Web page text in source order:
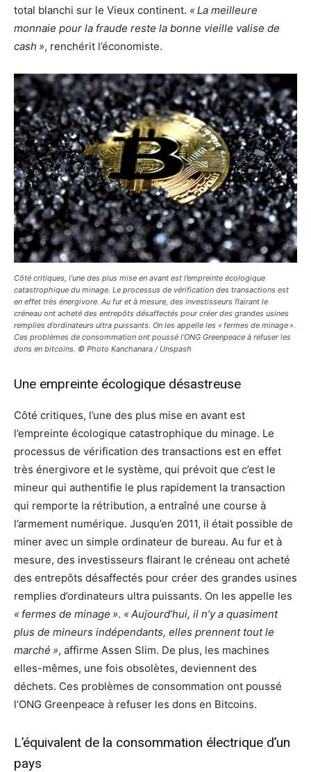
total blanchi sur le Vieux continent. « La meilleure
monnaie pour la fraude reste la bonne vieille valise de
cash », renchérit l’économiste.
Côté critiques, l’une des plus mise en avant est l’empreinte écologique
catastrophique du minage. Le processus de vérification des transactions est
en effet très énergivore. Au fur et à mesure, des investisseurs flairant le
créneau ont acheté des entrepôts désaffectés pour créer des grandes usines
remplies d’ordinateurs ultra puissants. On les appelle les « fermes de minage ».
Ces problèmes de consommation ont poussé l’ONG Greenpeace à refuser les
dons en bitcoins. © Photo Kanchanara / Unspash
Une empreinte écologique désastreuse
Côté critiques, l’une des plus mise en avant est
l’empreinte écologique catastrophique du minage. Le
processus de vérification des transactions est en effet
très énergivore et le système, qui prévoit que c’est le
mineur qui authentifie le plus rapidement la transaction
qui remporte la rétribution, a entraîné une course à
l’armement numérique. Jusqu’en 2011, il était possible de
miner avec un simple ordinateur de bureau. Au fur et à
mesure, des investisseurs flairant le créneau ont acheté
des entrepôts désaffectés pour créer des grandes usines
remplies d’ordinateurs ultra puissants. On les appelle les
« fermes de minage ». « Aujourd’hui, il n’y a quasiment
plus de mineurs indépendants, elles prennent tout le
marché », affirme Assen Slim. De plus, les machines
elles-mêmes, une fois obsolètes, deviennent des
déchets. Ces problèmes de consommation ont poussé
l’ONG Greenpeace à refuser les dons en Bitcoins.
L’équivalent de la consommation électrique d’un
pays